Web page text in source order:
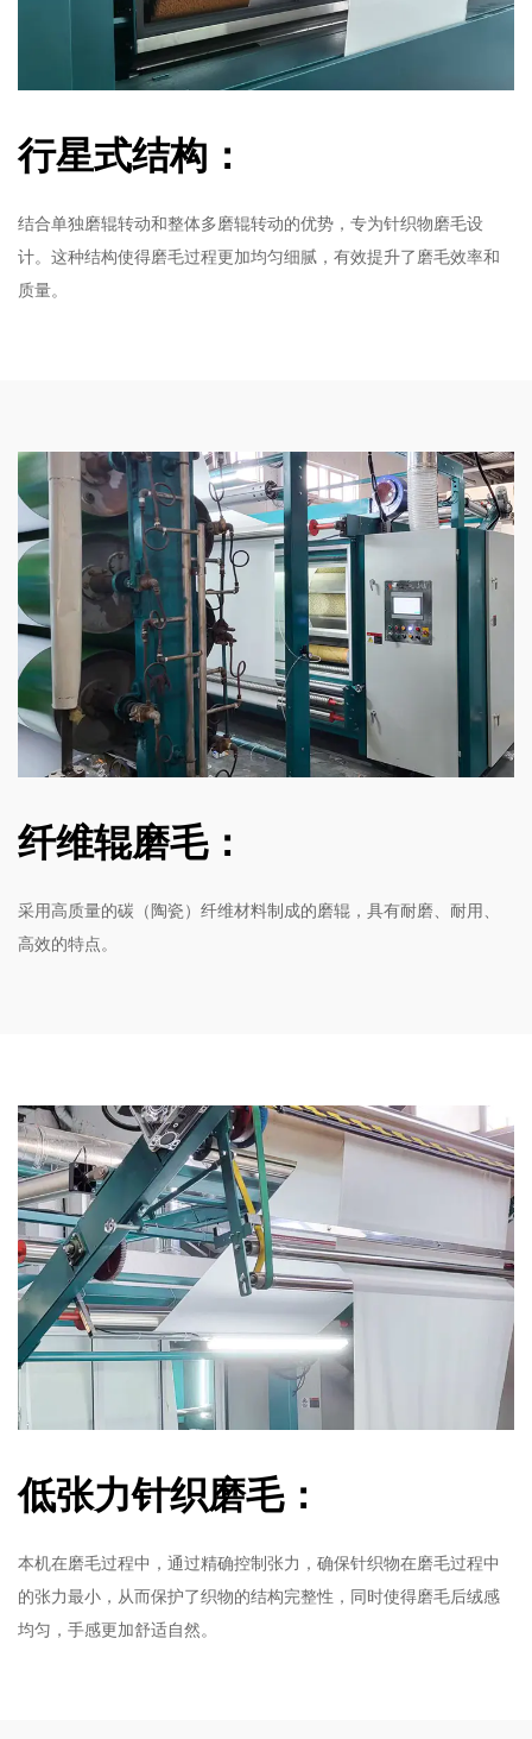
行星式结构：
结合单独磨辊转动和整体多磨辊转动的优势，专为针织物磨毛设
计。这种结构使得磨毛过程更加均匀细腻，有效提升了磨毛效率和
质量。
纤维辊磨毛：
采用高质量的碳（陶瓷）纤维材料制成的磨辊，具有耐磨、耐用、
高效的特点。
低张力针织磨毛：
本机在磨毛过程中，通过精确控制张力，确保针织物在磨毛过程中
的张力最小，从而保护了织物的结构完整性，同时使得磨毛后绒感
均匀，手感更加舒适自然。